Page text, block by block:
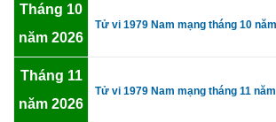
Tháng 10
năm 2026
Tử vi 1979 Nam mạng tháng 10
Tháng 11
năm 2026
Tử vi 1979 Nam mạng tháng 11